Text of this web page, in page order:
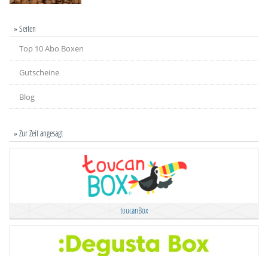
» Seiten
Top 10 Abo Boxen
Gutscheine
Blog
» Zur Zeit angesagt
toucanBox